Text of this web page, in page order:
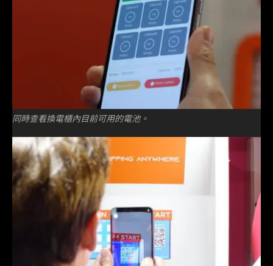
同時查看換電櫃內目前可用的電池。